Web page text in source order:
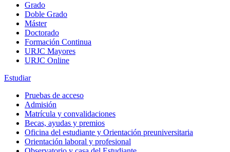
Grado
Doble Grado
Máster
Doctorado
Formación Continua
URJC Mayores
URJC Online
Estudiar
Pruebas de acceso
Admisión
Matrícula y convalidaciones
Becas, ayudas y premios
Oficina del estudiante y Orientación preuniversitaria
Orientación laboral y profesional